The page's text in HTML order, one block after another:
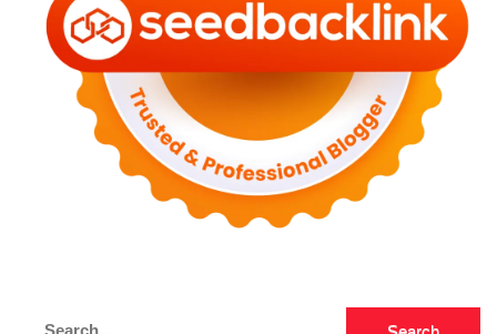
Search